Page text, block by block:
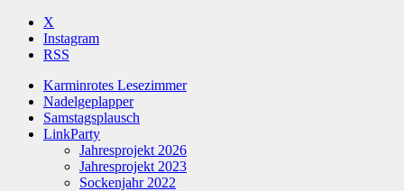
X
Instagram
RSS
Karminrotes Lesezimmer
Nadelgeplapper
Samstagsplausch
LinkParty
Jahresprojekt 2026
Jahresprojekt 2023
Sockenjahr 2022